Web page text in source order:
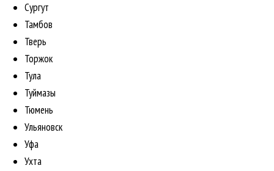
Сургут
Тамбов
Тверь
Торжок
Тула
Туймазы
Тюмень
Ульяновск
Уфа
Ухта